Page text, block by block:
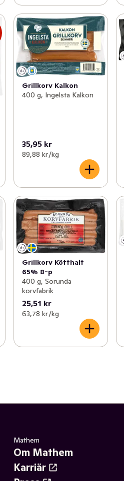
Grillkorv Kalkon
400 g, Ingelsta Kalkon
35,95 kr
89,88 kr /kg
Grillkorv Kötthalt
65% 8-p
400 g, Sorunda
korvfabrik
25,51 kr
63,78 kr /kg
Mathem
Om Mathem
Karriär